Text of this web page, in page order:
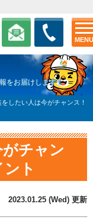
MENU
をお届けします！
したい人は今がチャンス！
チャン
ト
2023.01.25 (Wed) 更新